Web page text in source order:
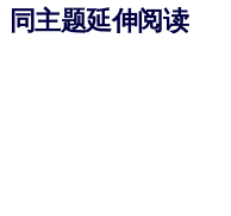
同主题延伸阅读